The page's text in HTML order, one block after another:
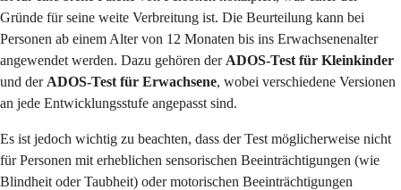
Gründe für seine weite Verbreitung ist. Die Beurteilung kann bei
Personen ab einem Alter von 12 Monaten bis ins Erwachsenenalter
angewendet werden. Dazu gehören der ADOS-Test für Kleinkinder
und der ADOS-Test für Erwachsene, wobei verschiedene Versionen
an jede Entwicklungsstufe angepasst sind.
Es ist jedoch wichtig zu beachten, dass der Test möglicherweise nicht
für Personen mit erheblichen sensorischen Beeinträchtigungen (wie
Blindheit oder Taubheit) oder motorischen Beeinträchtigungen